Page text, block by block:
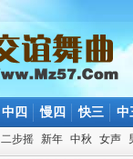
中四 慢四 快三 中
二步摇 新年 中秋 女声